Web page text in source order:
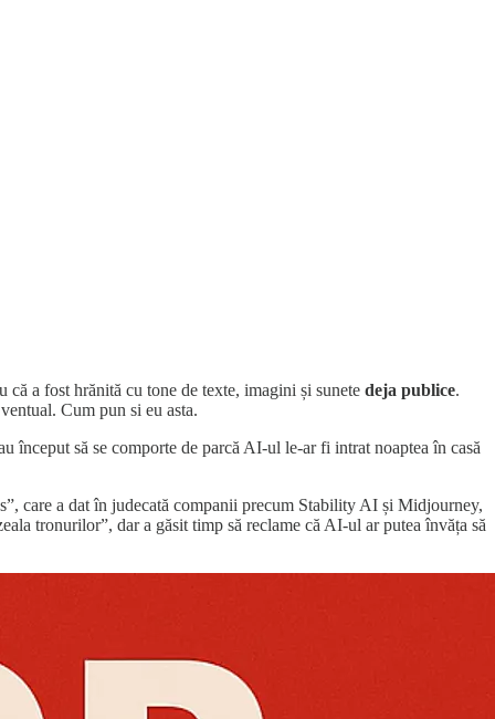
a fost hrănită cu tone de texte, imagini și sunete deja publice.
Cum pun si eu asta.
să se comporte de parcă AI-ul le-ar fi intrat noaptea în casă
care a dat în judecată companii precum Stability AI și Midjourney,
tronurilor”, dar a găsit timp să reclame că AI-ul ar putea învăța să